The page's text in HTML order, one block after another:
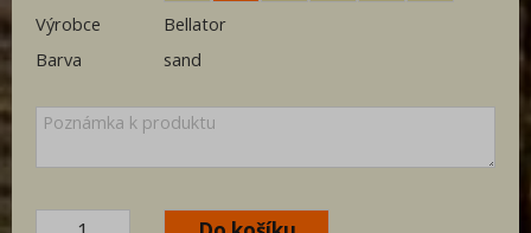
Výrobce
Bellator
Barva
sand